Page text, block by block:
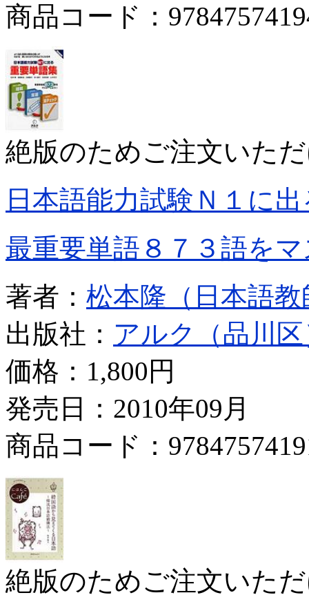
商品コード：
絶版のためご注文いた
日本語能力試験Ｎ１に
最重要単語８７３語を
著者： 松本隆（日本語教
出版社： アルク（品川
価格： 1,800円
発売日：2010年09月
商品コード：
絶版のためご注文いた